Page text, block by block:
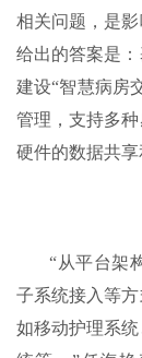
相关问题，是
给出的答案是
建设“智慧病房
管理，支持多
硬件的数据共享
“从平台架
子系统接入等
如移动护理系